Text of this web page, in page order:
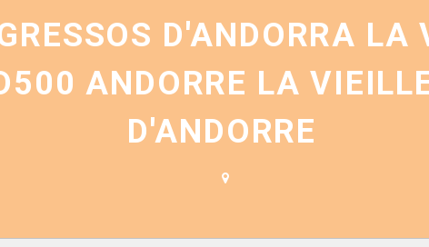
D'ANDORRA
ANDORRE LA
D'ANDORRE